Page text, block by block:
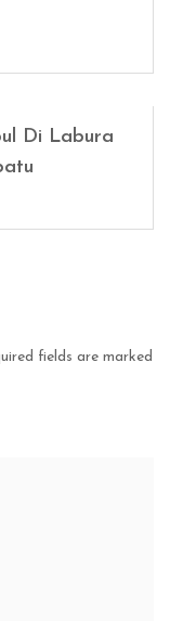
Di Labura
fields are marked